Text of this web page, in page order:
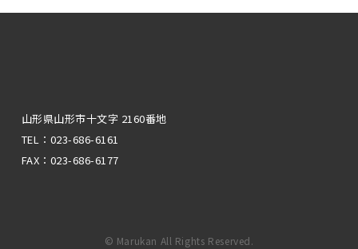
山形県山形市十文字 2160番地
TEL：023-686-6161
FAX：023-686-6177
© Marukan All Rights Reserved.